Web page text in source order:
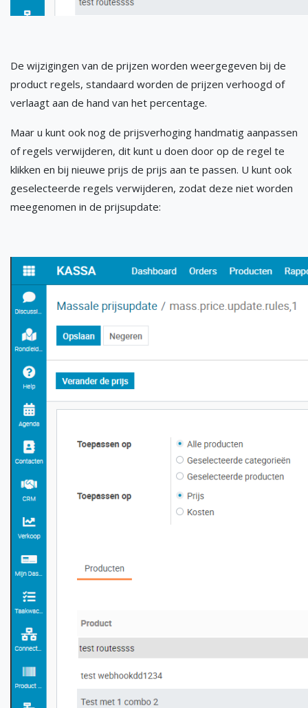
De wijzigingen van de prijzen worden weergegeven bij de
product regels, standaard worden de prijzen verhoogd of
verlaagt aan de hand van het percentage.
Maar u kunt ook nog de prijsverhoging handmatig aanpassen
of regels verwijderen, dit kunt u doen door op de regel te
klikken en bij nieuwe prijs de prijs aan te passen. U kunt ook
geselecteerde regels verwijderen, zodat deze niet worden
meegenomen in de prijsupdate: